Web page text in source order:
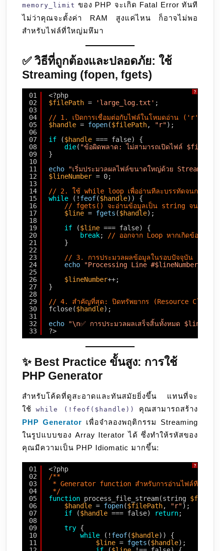
memory_limit ของ PHP จะเกิด Fatal Error ทันที
ไม่ว่าคุณจะตั้งค่า RAM สูงแค่ไหน ก็อาจไม่พอ
สำหรับไฟล์ที่ใหญ่มหึมา
✅ วิธีที่ถูกต้องและปลอดภัย: ใช้
Streaming (fopen, fgets)
?
01
02
03
04
05
06
07
08
09
10
11
12
13
14
15
16
17
18
19
20
21
22
23
24
25
26
27
28
29
30
31
32
33
<?php
$filePath = 'large_log.txt' ;
// 1. เปิดการเชื่อมต่อกับไฟล์ในโหมดอ่าน ('r')
$handle = fopen($filePath, "r");
if
($handle === false) {
die( "ข้อผิดพลาด: ไม่สามารถเปิดไฟล์
}
echo
"เริ่มประมวลผลไฟล์ขนาดใหญ่ด้วย
$lineNumber = 0;
// 2. ใช้ while loop เพื่ออ่านทีละบรรทัดจนกว่าจ
while
(! feof($handle)) {
// fgets() จะอ่านข้อมูลเป็น string จนกระทั่ง
$line = fgets ($handle);
if
($line === false) {
break; // ออกจาก Loop หากเกิดข้อผิดพล
}
// 3. การประมวลผลข้อมูลในรอบปัจจุบัน
echo
"Processing Line #$lineNumber: "
$lineNumber++;
}
// 4. สำคัญที่สุด: ปิดทรัพยากร (Resource
fclose($handle);
echo
"\n✅ การประมวลผลเสร็จสิ้นทั้งหมด
?>
✨ Best Practice ขั้นสูง: การใช้
PHP Generator
สำหรับโค้ดที่ดูสะอาดและทันสมัยยิ่งขึ้น แทนที่จะ
ใช้ while (!feof($handle))
คุณสามารถสร้าง
PHP Generator เพื่อจำลองพฤติกรรม Streaming
ในรูปแบบของ Array Iterator ได้ ซึ่งทำให้รหัสของ
คุณมีความเป็น PHP Idiomatic มากขึ้น:
?
01
02
03
04
05
06
07
08
09
10
11
<?php
/**
* Generator function สำหรับการอ่านไฟล์ทีละบรร
*/
function process_file_stream(string
$handle = fopen($filePath, "r");
if
($handle === false) return;
try {
while
(! feof($handle)) {
$line = fgets ($handle);